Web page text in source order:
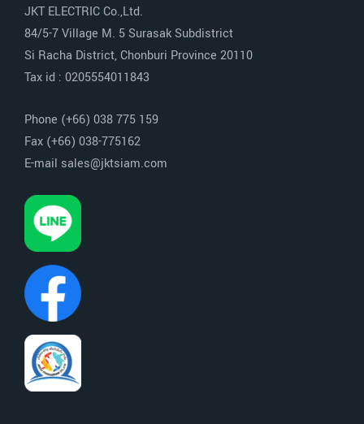
JKT ELECTRIC Co.,Ltd.
84/5-7 Village M. 5 Surasak Subdistrict
Si Racha District, Chonburi Province 20110
Tax id : 0205554011843
Phone (+66) 038 775 159
Fax (+66) 038-775162
E-mail sales@jktsiam.com